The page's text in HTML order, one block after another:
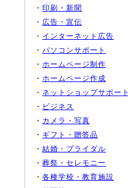
・ 印刷・新聞
・ 広告・宣伝
・ インターネット広告
・ パソコンサポート
・ ホームページ制作
・ ホームページ作成
・ ネットショップサポート
・ ビジネス
・ カメラ・写真
・ ギフト・贈答品
・ 結婚・ブライダル
・ 葬祭・セレモニー
・ 各種学校・教育施設